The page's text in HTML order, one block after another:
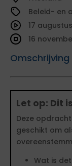
Beleid- en
Omschrijving
17
16
Let op: Dit
Deze
geschikt om
Wat is